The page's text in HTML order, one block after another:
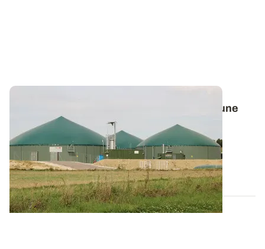
Comment ça marche ? La méthanisation, une
source d’énergie et de fertilisant
La méthanisation attire de plus en plus les feux des
projecteurs, notamment depuis que...
30 DÉC. 2015